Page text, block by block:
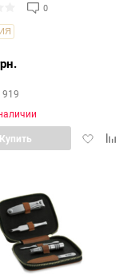
0
919
Купить